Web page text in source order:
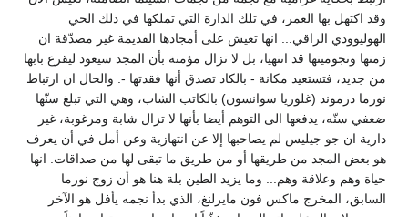
وقد اكتهل بها العمر، في تلك الدارة التي تملكها في ذلك الحي
الهوليوودي الراقي... انها تعيش على أمجادها القديمة غير مصدّقة ان
زمنها ونجوميتها قد انتهيا، بل لا تزال مؤمنة بأن المجد سيعود ليقرع بابها
من جديد، فتستعيد مكانة - بالكاد تصدق أنها فقدتها -. والحال ان ارتباط
نورما دزموند (غلوريا سوانسون) بالكاتب الشاب، وهي التي تبلغ سنّها
ضعفي سنّه، يدفعها الى التوهم أيضا بأنها لا تزال شابة ومرغوبة، غير
دارية ان جو جيليس لم يصاحبها إلا عن انتهازية وعن أمل في أن يعرف
هو بعض المجد من طريقها أو من طريق ما تبقى لها من صداقات. انها
حياة وهم وعلاقة وهم... وما يزيد الطين بلة هنا هو أن زوج نورما
السابق، المخرج ماكس فون مايرلنغ، الذي بدأ نجمه يأفل هو الآخر